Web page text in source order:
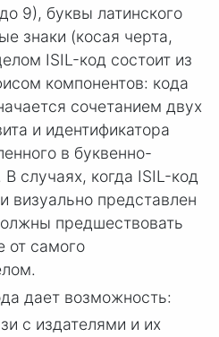
9), буквы латинского
знаки (косая черта,
ISIL-код состоит из
компонентов: кода
сочетанием двух
и идентификатора
в буквенно-
случаях, когда ISIL-код
визуально представлен
предшествовать
от самого
дает возможность:
с издателями и их